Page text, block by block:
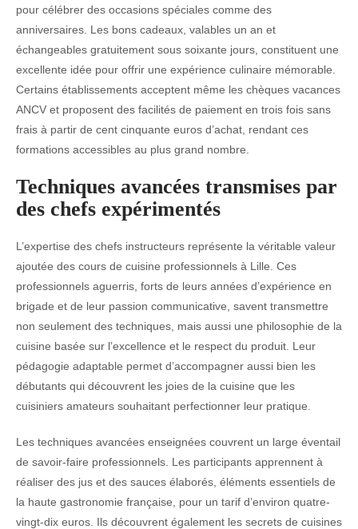
pour célébrer des occasions spéciales comme des
anniversaires. Les bons cadeaux, valables un an et
échangeables gratuitement sous soixante jours, constituent une
excellente idée pour offrir une expérience culinaire mémorable.
Certains établissements acceptent même les chèques vacances
ANCV et proposent des facilités de paiement en trois fois sans
frais à partir de cent cinquante euros d’achat, rendant ces
formations accessibles au plus grand nombre.
Techniques avancées transmises par
des chefs expérimentés
L’expertise des chefs instructeurs représente la véritable valeur
ajoutée des cours de cuisine professionnels à Lille. Ces
professionnels aguerris, forts de leurs années d’expérience en
brigade et de leur passion communicative, savent transmettre
non seulement des techniques, mais aussi une philosophie de la
cuisine basée sur l’excellence et le respect du produit. Leur
pédagogie adaptable permet d’accompagner aussi bien les
débutants qui découvrent les joies de la cuisine que les
cuisiniers amateurs souhaitant perfectionner leur pratique.
Les techniques avancées enseignées couvrent un large éventail
de savoir-faire professionnels. Les participants apprennent à
réaliser des jus et des sauces élaborés, éléments essentiels de
la haute gastronomie française, pour un tarif d’environ quatre-
vingt-dix euros. Ils découvrent également les secrets de cuisines